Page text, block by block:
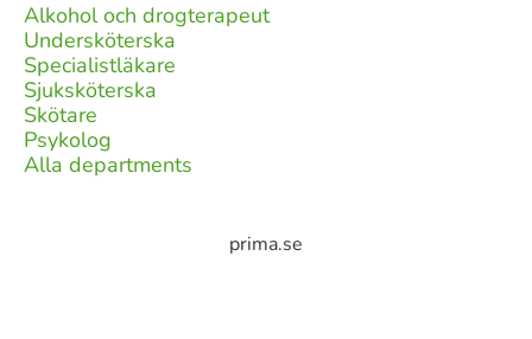
Alkohol och drogterapeut
Undersköterska
Specialistläkare
Sjuksköterska
Skötare
Psykolog
Alla departments
prima.se